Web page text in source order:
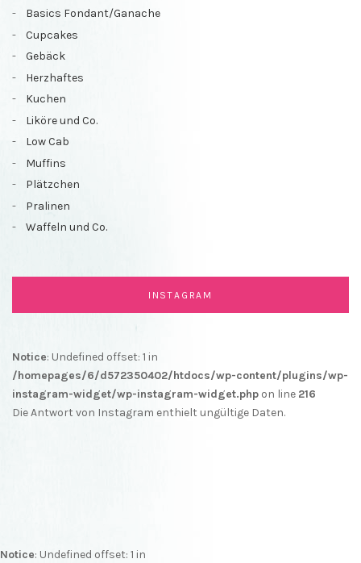
Basics Fondant/Ganache
Cupcakes
Gebäck
Herzhaftes
Kuchen
Liköre und Co.
Low Cab
Muffins
Plätzchen
Pralinen
Waffeln und Co.
INSTAGRAM
Notice: Undefined offset: 1 in
/homepages/6/d572350402/htdocs/wp-content/plugins/wp-
instagram-widget/wp-instagram-widget.php on line 216
Die Antwort von Instagram enthielt ungültige Daten.
Notice: Undefined offset: 1 in